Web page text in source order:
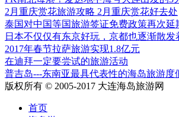
2月重庆赏花旅游攻略 2月重庆赏花好去处
泰国对中国等国旅游签证免费政策再次延
日本不仅仅有东京好玩，京都也逐渐散发
2017年春节拉萨旅游实现1.8亿元
在迪拜一定要尝试的旅游活动
普吉岛---东南亚最具代表性的海岛旅游度
版权所有 © 2005-2017 大连海岛旅游网
首页